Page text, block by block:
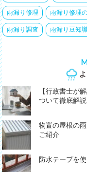
雨漏り修理 雨漏り修理
雨漏り調査 雨漏り豆知
【行政書士が
ついて徹底解説
物置の屋根の
ご紹介
防水テープを